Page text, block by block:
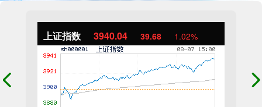
上证指数 3940.04 39.68 1.02%